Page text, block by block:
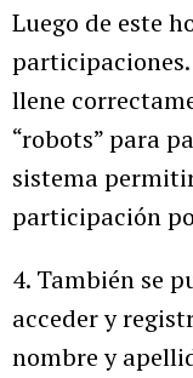
Luego de este
participaciones.
llene
“robots” para
sistema
participación
4. También se
acceder y
nombre y